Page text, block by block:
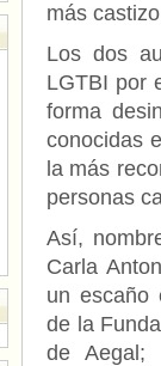
más
Los dos
LGTBI por
forma
conocidas
la más
personas
Así,
Carla
un escaño
de la
de Aegal;